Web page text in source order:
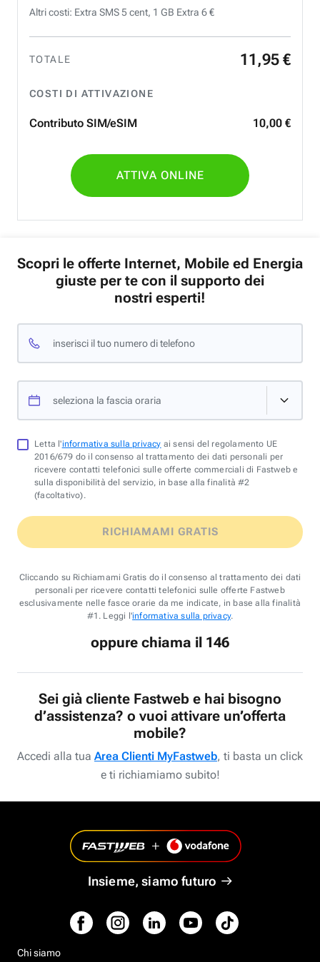
Altri costi: Extra SMS 5 cent, 1 GB Extra 6 €
TOTALE 11 ,95 €
COSTI DI ATTIVAZIONE
Contributo SIM/eSIM 10,00 €
ATTIVA ONLINE
Scopri le offerte Internet, Mobile ed Energia
giuste per te con il supporto dei
nostri esperti!
inserisci il tuo numero di telefono
seleziona la fascia oraria
Letta l'informativa sulla privacy ai sensi del regolamento UE
2016/679 do il consenso al trattamento dei dati personali per
ricevere contatti telefonici sulle offerte commerciali di Fastweb e
sulla disponibilità del servizio, in base alla finalità #2
(facoltativo).
RICHIAMAMI GRATIS
Cliccando su Richiamami Gratis do il consenso al trattamento dei dati
personali per ricevere contatti telefonici sulle offerte Fastweb
esclusivamente nelle fasce orarie da me indicate, in base alla finalità
#1. Leggi l'informativa sulla privacy.
oppure chiama il 146
Sei già cliente Fastweb e hai bisogno
d’assistenza? o vuoi attivare un’offerta
mobile?
Accedi alla tua Area Clienti MyFastweb, ti basta un click
e ti richiamiamo subito!
Insieme, siamo futuro
Chi siamo